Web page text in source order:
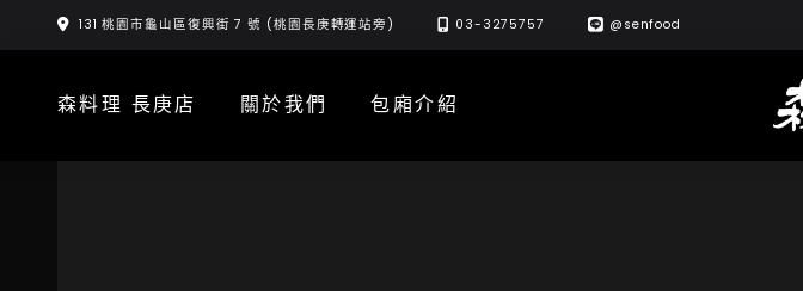
to
131 桃園市龜山區復興街 7 號 (桃園長庚轉運站旁) 03-3275757 @senfood
森料理 長庚店 關於我們 包廂介紹